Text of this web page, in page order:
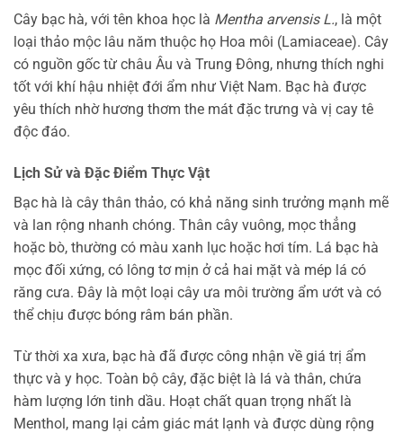
Cây bạc hà, với tên khoa học là Mentha arvensis L., là một
loại thảo mộc lâu năm thuộc họ Hoa môi (Lamiaceae). Cây
có nguồn gốc từ châu Âu và Trung Đông, nhưng thích nghi
tốt với khí hậu nhiệt đới ẩm như Việt Nam. Bạc hà được
yêu thích nhờ hương thơm the mát đặc trưng và vị cay tê
độc đáo.
Lịch Sử và Đặc Điểm Thực Vật
Bạc hà là cây thân thảo, có khả năng sinh trưởng mạnh mẽ
và lan rộng nhanh chóng. Thân cây vuông, mọc thẳng
hoặc bò, thường có màu xanh lục hoặc hơi tím. Lá bạc hà
mọc đối xứng, có lông tơ mịn ở cả hai mặt và mép lá có
răng cưa. Đây là một loại cây ưa môi trường ẩm ướt và có
thể chịu được bóng râm bán phần.
Từ thời xa xưa, bạc hà đã được công nhận về giá trị ẩm
thực và y học. Toàn bộ cây, đặc biệt là lá và thân, chứa
hàm lượng lớn tinh dầu. Hoạt chất quan trọng nhất là
Menthol, mang lại cảm giác mát lạnh và được dùng rộng